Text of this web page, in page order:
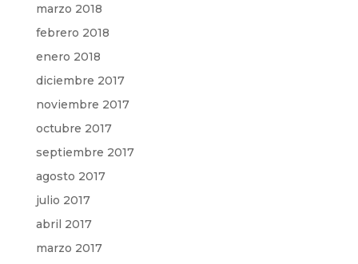
marzo 2018
febrero 2018
enero 2018
diciembre 2017
noviembre 2017
octubre 2017
septiembre 2017
agosto 2017
julio 2017
abril 2017
marzo 2017